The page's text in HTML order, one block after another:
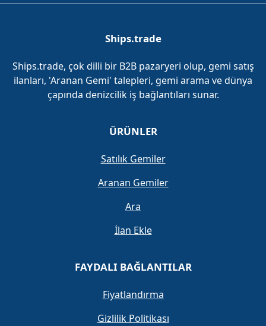
Ships.trade
Ships.trade, çok dilli bir B2B pazaryeri olup, gemi satış
ilanları, 'Aranan Gemi' talepleri, gemi arama ve dünya
çapında denizcilik iş bağlantıları sunar.
ÜRÜNLER
Satılık Gemiler
Aranan Gemiler
Ara
İlan Ekle
FAYDALI BAĞLANTILAR
Fiyatlandırma
Gizlilik Politikası